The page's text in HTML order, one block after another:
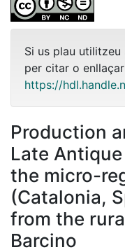
Si us plau
per citar o
https://
Production
Late
the micro-
(Catalonia,
from the
Barcino